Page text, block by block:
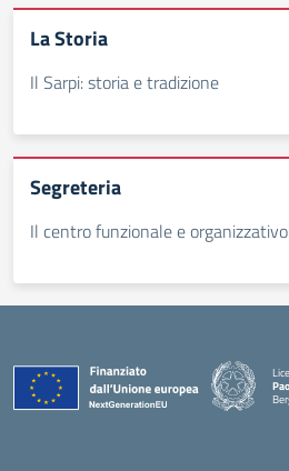
La Storia
Il Sarpi: storia e tradizione
Segreteria
Il centro funzionale e
—